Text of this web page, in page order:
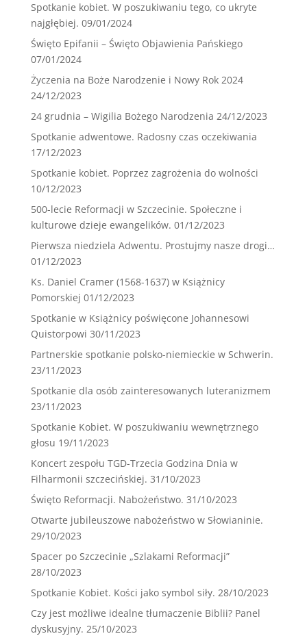
Spotkanie kobiet. W poszukiwaniu tego, co ukryte
najgłębiej. 09/01/2024
Święto Epifanii – Święto Objawienia Pańskiego
07/01/2024
Życzenia na Boże Narodzenie i Nowy Rok 2024
24/12/2023
24 grudnia – Wigilia Bożego Narodzenia 24/12/2023
Spotkanie adwentowe. Radosny czas oczekiwania
17/12/2023
Spotkanie kobiet. Poprzez zagrożenia do wolności
10/12/2023
500-lecie Reformacji w Szczecinie. Społeczne i
kulturowe dzieje ewangelików. 01/12/2023
Pierwsza niedziela Adwentu. Prostujmy nasze drogi…
01/12/2023
Ks. Daniel Cramer (1568-1637) w Książnicy
Pomorskiej 01/12/2023
Spotkanie w Książnicy poświęcone Johannesowi
Quistorpowi 30/11/2023
Partnerskie spotkanie polsko-niemieckie w Schwerin.
23/11/2023
Spotkanie dla osób zainteresowanych luteranizmem
23/11/2023
Spotkanie Kobiet. W poszukiwaniu wewnętrznego
głosu 19/11/2023
Koncert zespołu TGD-Trzecia Godzina Dnia w
Filharmonii szczecińskiej. 31/10/2023
Święto Reformacji. Nabożeństwo. 31/10/2023
Otwarte jubileuszowe nabożeństwo w Słowianinie.
29/10/2023
Spacer po Szczecinie „Szlakami Reformacji”
28/10/2023
Spotkanie Kobiet. Kości jako symbol siły. 28/10/2023
Czy jest możliwe idealne tłumaczenie Biblii? Panel
dyskusyjny. 25/10/2023